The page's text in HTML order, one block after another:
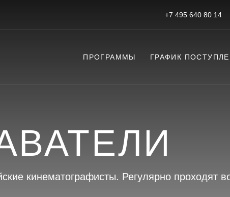
+7 495 640 80 14
ПРОГРАММЫ ГРАФИК
кинематографисты. Регулярно проходят